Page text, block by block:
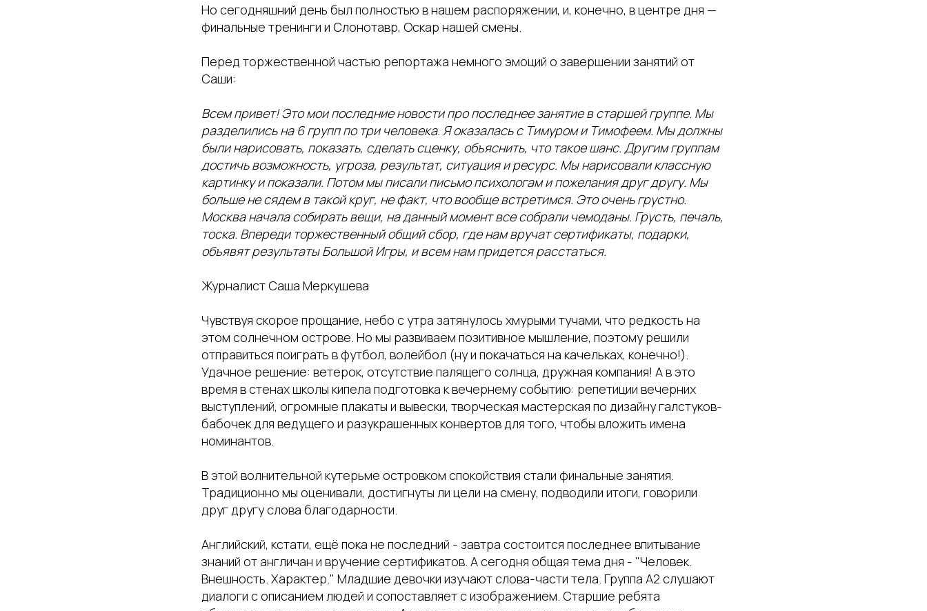
Но сегодняшний день был полностью в нашем распоряжении, и, конечно, в центре дня —
финальные тренинги и Слонотавр, Оскар нашей смены.
Перед торжественной частью репортажа немного эмоций о завершении занятий от
Саши:
Всем привет! Это мои последние новости про последнее занятие в старшей группе. Мы
разделились на 6 групп по три человека. Я оказалась с Тимуром и Тимофеем. Мы должны
были нарисовать, показать, сделать сценку, объяснить, что такое шанс. Другим группам
достичь возможность, угроза, результат, ситуация и ресурс. Мы нарисовали классную
картинку и показали. Потом мы писали письмо психологам и пожелания друг другу. Мы
больше не сядем в такой круг, не факт, что вообще встретимся. Это очень грустно.
Москва начала собирать вещи, на данный момент все собрали чемоданы. Грусть, печаль,
тоска. Впереди торжественный общий сбор, где нам вручат сертификаты, подарки,
объявят результаты Большой Игры, и всем нам придется расстаться.
Журналист Саша Меркушева
Чувствуя скорое прощание, небо с утра затянулось хмурыми тучами, что редкость на
этом солнечном острове. Но мы развиваем позитивное мышление, поэтому решили
отправиться поиграть в футбол, волейбол (ну и покачаться на качельках, конечно!).
Удачное решение: ветерок, отсутствие палящего солнца, дружная компания! А в это
время в стенах школы кипела подготовка к вечернему событию: репетиции вечерних
выступлений, огромные плакаты и вывески, творческая мастерская по дизайну галстуков-
бабочек для ведущего и разукрашенных конвертов для того, чтобы вложить имена
номинантов.
В этой волнительной кутерьме островком спокойствия стали финальные занятия.
Традиционно мы оценивали, достигнуты ли цели на смену, подводили итоги, говорили
друг другу слова благодарности.
Английский, кстати, ещё пока не последний - завтра состоится последнее впитывание
знаний от англичан и вручение сертификатов. А сегодня общая тема дня - "Человек.
Внешность. Характер." Младшие девочки изучают слова-части тела. Группа А2 слушают
диалоги с описанием людей и сопоставляет с изображением. Старшие ребята